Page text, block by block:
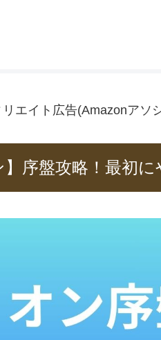
エイト広告(Amazonアソ
】序盤攻略！最初